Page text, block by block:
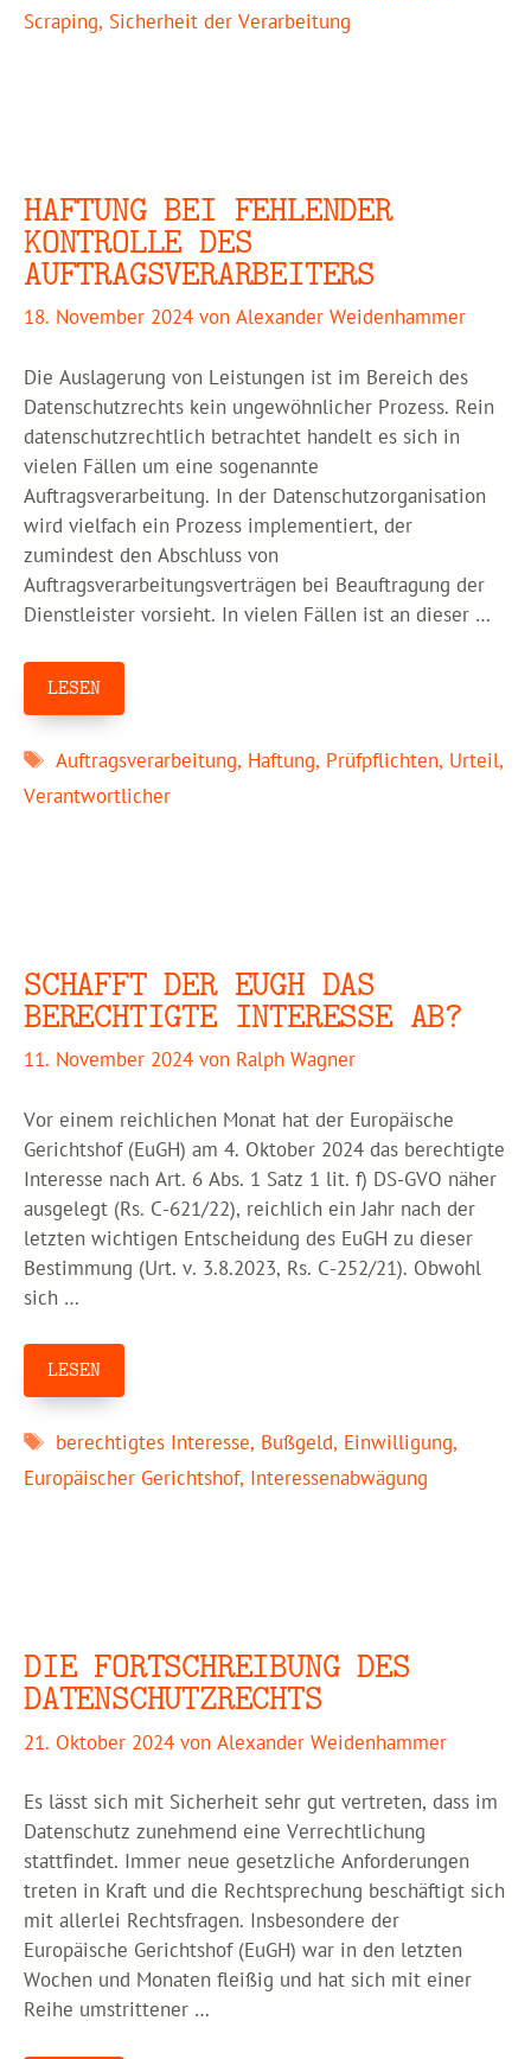
Scraping, Sicherheit der Verarbeitung
HAFTUNG BEI FEHLENDER
KONTROLLE DES
AUFTRAGSVERARBEITERS
18. November 2024 von Alexander Weidenhammer
Die Auslagerung von Leistungen ist im Bereich des
Datenschutzrechts kein ungewöhnlicher Prozess. Rein
datenschutzrechtlich betrachtet handelt es sich in
vielen Fällen um eine sogenannte
Auftragsverarbeitung. In der Datenschutzorganisation
wird vielfach ein Prozess implementiert, der
zumindest den Abschluss von
Auftragsverarbeitungsverträgen bei Beauftragung der
Dienstleister vorsieht. In vielen Fällen ist an dieser …
LESEN
Schlagwörter
Auftragsverarbeitung, Haftung, Prüfpflichten, Urteil,
Verantwortlicher
SCHAFFT DER EUGH DAS
BERECHTIGTE INTERESSE AB?
11. November 2024 von Ralph Wagner
Vor einem reichlichen Monat hat der Europäische
Gerichtshof (EuGH) am 4. Oktober 2024 das berechtigte
Interesse nach Art. 6 Abs. 1 Satz 1 lit. f) DS-GVO näher
ausgelegt (Rs. C-621/22), reichlich ein Jahr nach der
letzten wichtigen Entscheidung des EuGH zu dieser
Bestimmung (Urt. v. 3.8.2023, Rs. C-252/21). Obwohl
sich …
LESEN
Schlagwörter
berechtigtes Interesse, Bußgeld, Einwilligung,
Europäischer Gerichtshof, Interessenabwägung
DIE FORTSCHREIBUNG DES
DATENSCHUTZRECHTS
21. Oktober 2024 von Alexander Weidenhammer
Es lässt sich mit Sicherheit sehr gut vertreten, dass im
Datenschutz zunehmend eine Verrechtlichung
stattfindet. Immer neue gesetzliche Anforderungen
treten in Kraft und die Rechtsprechung beschäftigt sich
mit allerlei Rechtsfragen. Insbesondere der
Europäische Gerichtshof (EuGH) war in den letzten
Wochen und Monaten fleißig und hat sich mit einer
Reihe umstrittener …